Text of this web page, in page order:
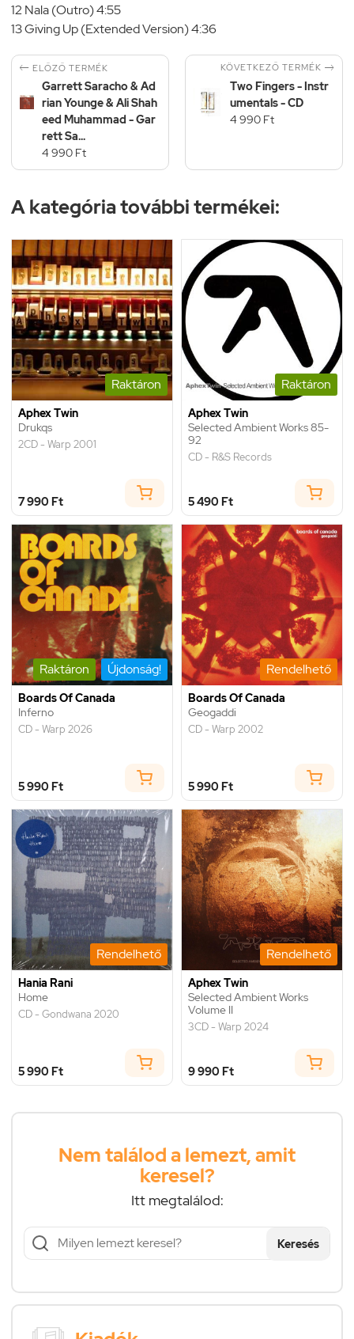
12 Nala (Outro) 4:55
13 Giving Up (Extended Version) 4:36
 ELŐZŐ TERMÉK
Garrett Saracho & Ad
rian Younge & Ali Shah
eed Muhammad - Gar
rett Sa...
4 990 Ft
KÖVETKEZŐ TERMÉK 
Two Fingers - Instr
umentals - CD
4 990 Ft
A kategória további termékei:
Raktáron
Aphex Twin
Drukqs
2CD - Warp 2001
7 990 Ft
Raktáron
Aphex Twin
Selected Ambient Works 85-
92
CD - R&S Records
5 490 Ft
Raktáron Újdonság!
Boards Of Canada
Inferno
CD - Warp 2026
5 990 Ft
Rendelhető
Boards Of Canada
Geogaddi
CD - Warp 2002
5 990 Ft
Rendelhető
Hania Rani
Home
CD - Gondwana 2020
5 990 Ft
Rendelhető
Aphex Twin
Selected Ambient Works
Volume II
3CD - Warp 2024
9 990 Ft
Nem találod a lemezt, amit
keresel?
Itt megtalálod:
Keresés